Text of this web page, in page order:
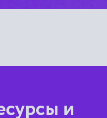
и